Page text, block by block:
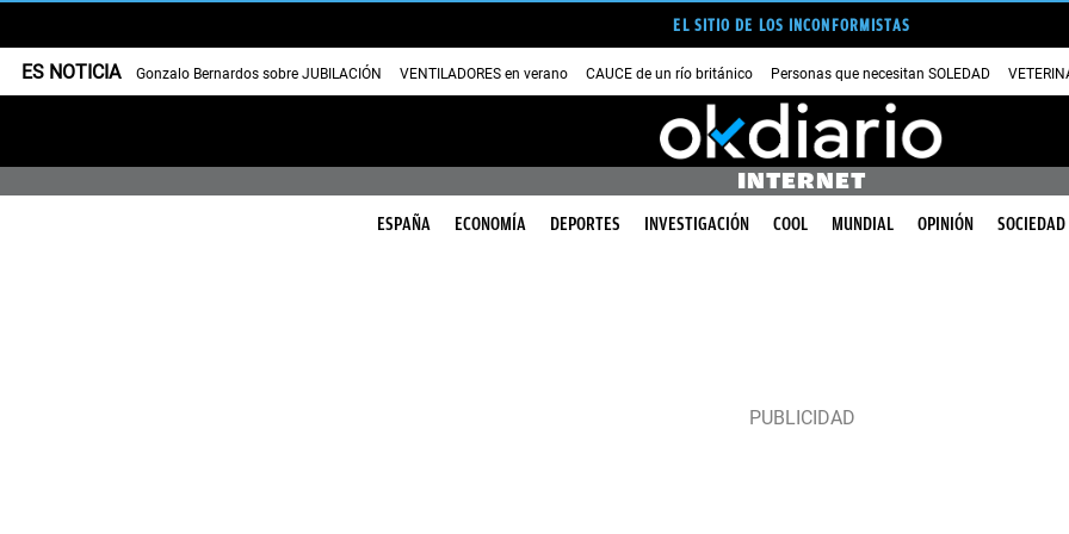
EL SITIO DE LOS INCONFORMISTAS
ES NOTICIA Gonzalo Bernardos sobre JUBILACIÓN VENTILADORES en verano CAUCE de un río británico Personas que necesitan SOLEDAD
INTERNET
ESPAÑA ECONOMÍA DEPORTES INVESTIGACIÓN COOL MUNDIAL OPINIÓN SOCIEDAD